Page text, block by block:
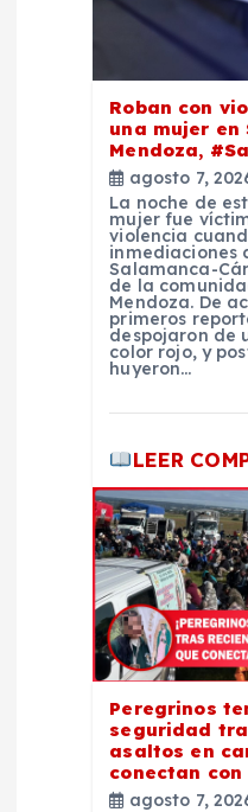
Roban con
una mujer en
Mendoza,
agosto 7,
La noche de
mujer fue
violencia
inmediaciones
Salamanca-
de la
Mendoza. De
primeros
despojaron de
color rojo, y
huyeron…
LEER
Peregrinos
seguridad
asaltos en
conectan
agosto 7,